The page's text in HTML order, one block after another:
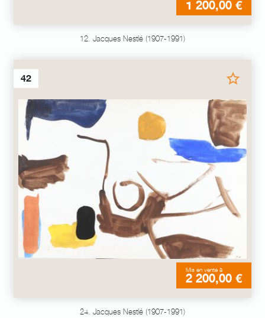
1 200,00 €
12. Jacques Nestlé (1907-1991)
42
Mis en vente à
2 200,00 €
24. Jacques Nestlé (1907-1991)